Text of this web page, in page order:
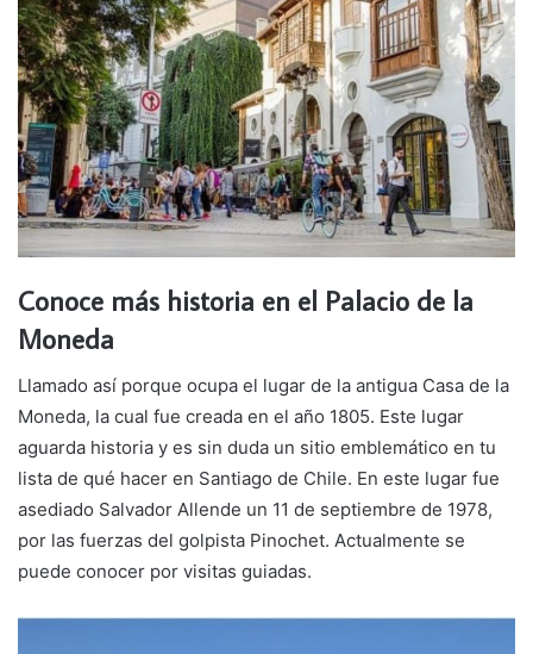
Conoce más historia en el Palacio de la
Moneda
Llamado así porque ocupa el lugar de la antigua Casa de la
Moneda, la cual fue creada en el año 1805. Este lugar
aguarda historia y es sin duda un sitio emblemático en tu
lista de qué hacer en Santiago de Chile. En este lugar fue
asediado Salvador Allende un 11 de septiembre de 1978,
por las fuerzas del golpista Pinochet. Actualmente se
puede conocer por visitas guiadas.